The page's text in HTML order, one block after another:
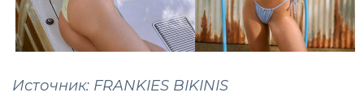
Источник: FRANKIES BIKINIS